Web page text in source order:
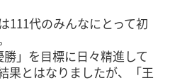
111代のみんなにとって初
」を目標に日々精進して
果とはなりましたが、「王